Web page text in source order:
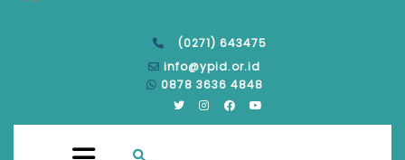
(0271) 643475
info@ypid.or.id
0878 3636 4848